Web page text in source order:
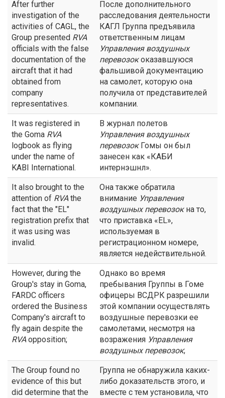
After further
investigation of the
activities of CAGL, the
Group presented RVA
officials with the false
documentation of the
aircraft that it had
obtained from
company
representatives.
После дополнительного
расследования деятельности
КАГЛ Группа предъявила
ответственным лицам
Управления воздушных
перевозококазавшуюся
фальшивой документацию
на самолет, которую она
получила от представителей
компании.
It was registered in
the Goma RVA
logbook as flying
under the name of
KABI International.
В журнал полетов
Управления воздушных
перевозокГомы он был
занесен как «КАБИ
интернэшнл».
It also brought to the
attention of RVAthe
fact that the "EL"
registration prefix that
it was using was
invalid.
Она также обратила
внимание Управления
воздушных перевозокна то,
что приставка «EL»,
используемая в
регистрационном номере,
является недействительной.
However, during the
Group's stay in Goma,
FARDC officers
ordered the Business
Company's aircraft to
fly again despite the
RVAopposition;
Однако во время
пребывания Группы в Гоме
офицеры ВСДРК разрешили
этой компании осуществлять
воздушные перевозки ее
самолетами, несмотря на
возражения Управления
воздушных перевозок;
The Group found no
evidence of this but
did determine that the
Группа не обнаружила каких-
либо доказательств этого, и
вместе с тем установила, что